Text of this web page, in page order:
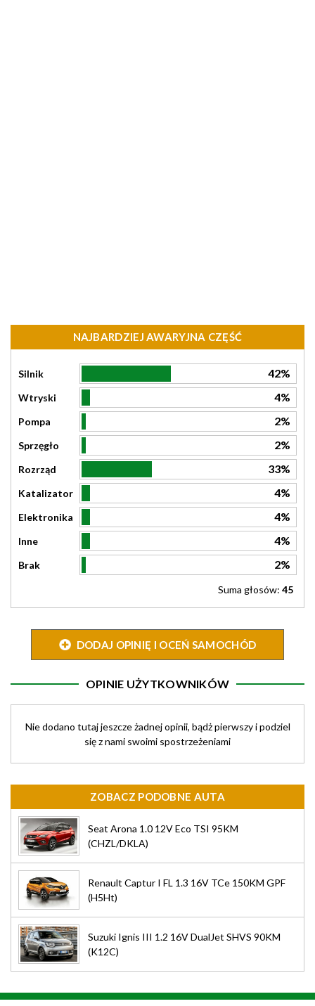
NAJBARDZIEJ AWARYJNA CZĘŚĆ
Silnik 42%
Wtryski 4%
Pompa 2%
Sprzęgło 2%
Rozrząd 33%
Katalizator 4%
Elektronika 4%
Inne 4%
Brak 2%
Suma głosów: 45
DODAJ OPINIĘ I OCEŃ SAMOCHÓD
OPINIE UŻYTKOWNIKÓW
Nie dodano tutaj jeszcze żadnej opinii, bądż pierwszy i podziel
się z nami swoimi spostrzeżeniami
ZOBACZ PODOBNE AUTA
Seat Arona 1.0 12V Eco TSI 95KM
(CHZL/DKLA)
Renault Captur I FL 1.3 16V TCe 150KM GPF
(H5Ht)
Suzuki Ignis III 1.2 16V DualJet SHVS 90KM
(K12C)